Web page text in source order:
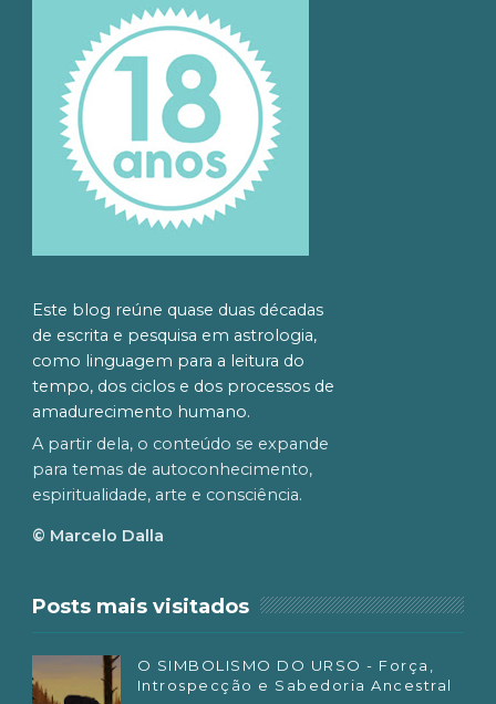
Este blog reúne quase duas décadas
de escrita e pesquisa em astrologia,
como linguagem para a leitura do
tempo, dos ciclos e dos processos de
amadurecimento humano.
A partir dela, o conteúdo se expande
para temas de autoconhecimento,
espiritualidade, arte e consciência.
© Marcelo Dalla
Posts mais visitados
O SIMBOLISMO DO URSO - Força,
Introspecção e Sabedoria Ancestral